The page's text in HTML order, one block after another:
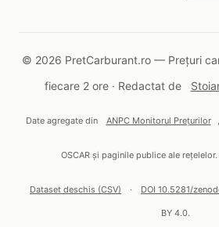
© 2026 PretCarburant.ro — Prețuri
fiecare 2 ore · Redactat de
Date agregate din ANPC Monitorul Prețurilor
OSCAR și paginile publice ale rețelelor.
Dataset deschis (CSV) · DOI 10.5281/
BY 4.0.